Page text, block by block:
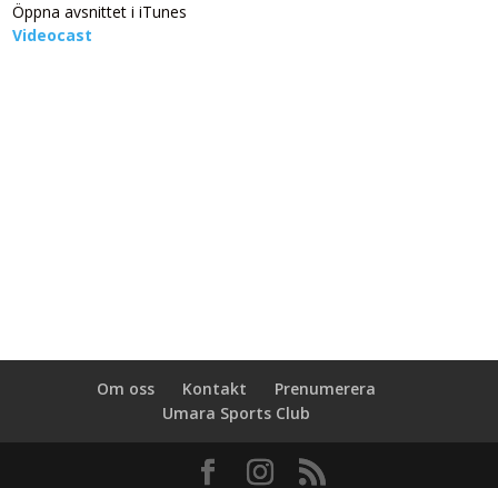
Öppna avsnittet i iTunes
Videocast
Om oss Kontakt
Prenumerera
Umara Sports Club